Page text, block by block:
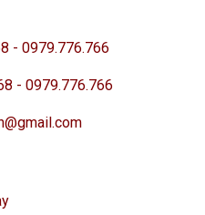
- 0979.776.766
- 0979.776.766